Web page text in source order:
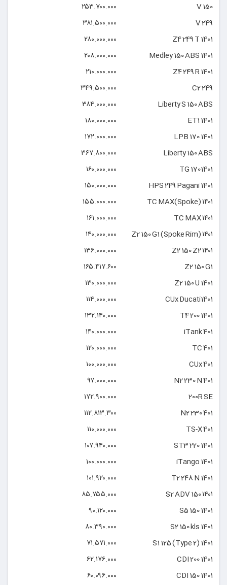
V 150
۲۵۳.۷۰۰.۰۰۰
V 249
۳۸۱.۵۰۰.۰۰۰
Z4 249 T 1401
۲۸۰.۰۰۰.۰۰۰
Medley 150 ABS 1401
۲۰۸.۰۰۰.۰۰۰
Z4 249 R 1401
۲۱۰.۰۰۰.۰۰۰
C2 249
۳۴۹.۵۰۰.۰۰۰
Liberty S 150 ABS
۳۸۴.۰۰۰.۰۰۰
ET1 1401
۱۸۰.۰۰۰.۰۰۰
LPB 170 1401
۱۷۲.۰۰۰.۰۰۰
Liberty 150 ABS
۳۶۷.۸۰۰.۰۰۰
TG 1701401
۱۶۰.۰۰۰.۰۰۰
HPS 249 Pagani 1401
۱۵۰.۰۰۰.۰۰۰
۱۴۰۱ (Spoke)TC MAX
۱۵۵.۰۰۰.۰۰۰
۱۴۰۱ TC MAX
۱۶۱.۰۰۰.۰۰۰
۱۴۰۱ Z2 150 G1 (Spoke Rim)
۱۴۰.۰۰۰.۰۰۰
۱۴۰۱ Z2 150 Z2
۱۳۶.۰۰۰.۰۰۰
Z2 150 G1
۱۶۵.۴۱۷.۶۰۰
Z2 150 U 1401
۱۳۰.۰۰۰.۰۰۰
CUx Ducati1401
۱۱۴.۰۰۰.۰۰۰
T4 200 1401
۱۳۲.۱۴۰.۰۰۰
iTank 401
۱۴۰.۰۰۰.۰۰۰
TC 401
۱۲۰.۰۰۰.۰۰۰
CUx 401
۱۰۰.۰۰۰.۰۰۰
N2 230 N 401
۹۷.۰۰۰.۰۰۰
200R SE
۱۷۲.۹۰۰.۰۰۰
N2 230 401
۱۱۲.۸۱۳.۳۰۰
TS-X 401
۱۱۰.۰۰۰.۰۰۰
ST3 220 1401
۱۰۷.۹۴۰.۰۰۰
iTango 1401
۱۰۰.۰۰۰.۰۰۰
T2 248 N 1401
۱۰۱.۹۲۰.۰۰۰
S2 ADV 150 ۱۴۰۱
۸۵.۷۵۵.۰۰۰
S5 150 1401
۹۰.۱۲۰.۰۰۰
S2 150 kls 1401
۸۰.۳۹۰.۰۰۰
S1 125 (Type 2) 1401
۷۱.۵۷۱.۰۰۰
CDI 200 1401
۶۲.۱۷۶.۰۰۰
CDI 150 1401
۶۰.۰۹۶.۰۰۰